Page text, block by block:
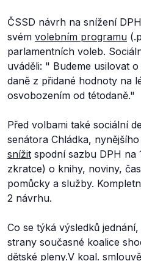
ČSSD návrh na snížení
svém volebním programu
parlamentních voleb.
uváděli: " Budeme usilovat
daně z přidané hodnoty na
osvobozením od tétodaně."
Před volbami také sociální
senátora Chládka,
snížit spodní sazbu DPH na
zkratce) o knihy, noviny,
pomůcky a služby.
2 návrhu.
Co se týká výsledků
strany současné koalice
dětské pleny.V koal. smlouvě